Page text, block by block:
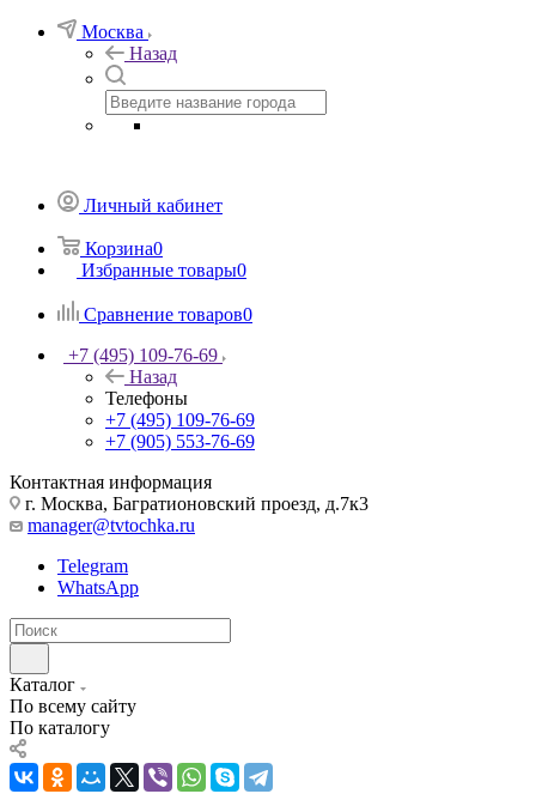
Москва
Назад
Личный кабинет
Корзина0
Избранные товары0
Сравнение товаров0
+7 (495) 109-76-69
Назад
Телефоны
+7 (495) 109-76-69
+7 (905) 553-76-69
Контактная информация
г. Москва, Багратионовский проезд, д.7к3
manager@tvtochka.ru
Telegram
WhatsApp
Каталог
По всему сайту
По каталогу